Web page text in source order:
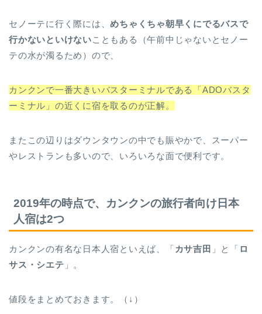
セノーテに行く際には、めちゃくちゃ朝早くにでるバスで
行かないといけないこともある（午前中じゃないとセノー
テの水が濁るため）ので、
カンクンで一番大きいバスターミナルである「ADOバスタ
ーミナル」の近くに宿を取るのが正解。
またこの辺りはダウンタウンの中でも賑やかで、スーパー
やレストランも多いので、いろいろな面で便利です。
2019年の時点で、カンクンの旅行者向け日本
人宿は2つ
カンクンの有名な日本人宿といえば、「 カサ吉田 」と「 ロ
サス・シエテ 」。
値段をまとめておきます。（↓）